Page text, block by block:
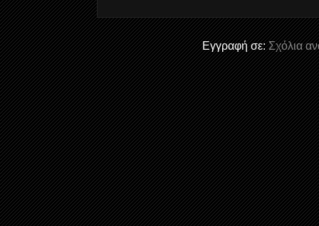
Εγγραφή σε:Σχόλια